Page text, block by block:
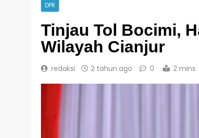
DPR
Tinjau Tol Bocimi,
Wilayah Cianjur
redaksi 2 tahun ago 0 2 mins